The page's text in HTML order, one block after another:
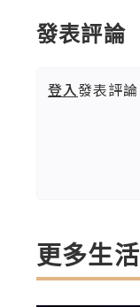
發表評論
登入發表評論
更多生